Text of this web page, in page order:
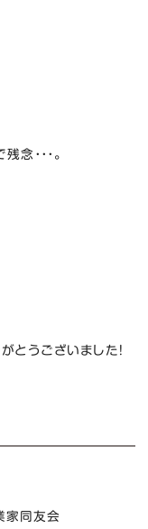
・・・。
とうございました！
家同友会